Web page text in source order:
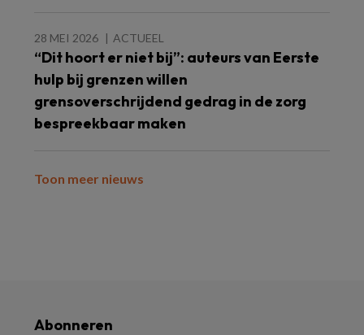
28 MEI 2026 ACTUEEL
“Dit hoort er niet bij”: auteurs van Eerste
hulp bij grenzen willen
grensoverschrijdend gedrag in de zorg
bespreekbaar maken
Toon meer nieuws
Abonneren